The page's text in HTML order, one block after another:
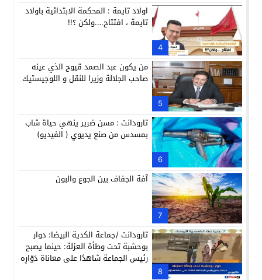
4
اولاد تايمة : المحكمة الابتدائية باولاد
تايمة ، افتتاح….ولكن ؟!!
5
من يكون عبد الصمد قيوح الذي عينه
صاحب الجلالة وزيرا للنقل و اللوجيستيك
6
تارودانت : مسن ضرير ينهي حياة شاب
بمسدس من صنع يديوي ( الفيديو)
7
آفة الجفاف بين الجوع والبون
8
تارودانت /جماعة الكدية البيضا: دوار
بوحشبة تحت وطأة العزلة: حينما يصبح
رئيس الجماعة شاهدًا على معاناة دَوّارِه